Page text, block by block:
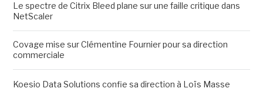
Le spectre de Citrix Bleed plane sur une faille critique dans
NetScaler
Covage mise sur Clémentine Fournier pour sa direction
commerciale
Koesio Data Solutions confie sa direction à Loïs Masse